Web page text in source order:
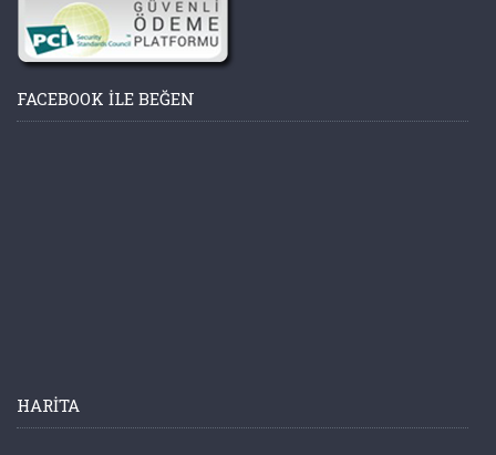
FACEBOOK ILE BEĞEN
HARITA